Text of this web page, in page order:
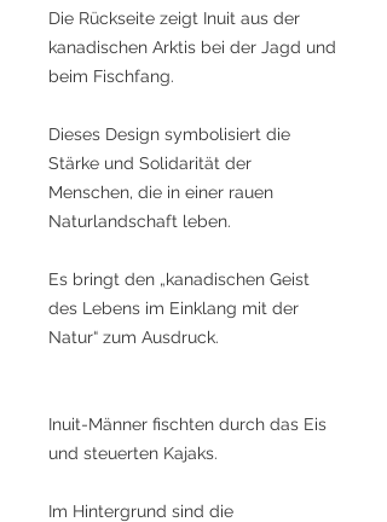
Die Rückseite zeigt Inuit aus der
kanadischen Arktis bei der Jagd und
beim Fischfang.
Dieses Design symbolisiert die
Stärke und Solidarität der
Menschen, die in einer rauen
Naturlandschaft leben.
Es bringt den „kanadischen Geist
des Lebens im Einklang mit der
Natur“ zum Ausdruck.
Inuit-Männer fischten durch das Eis
und steuerten Kajaks.
Im Hintergrund sind die